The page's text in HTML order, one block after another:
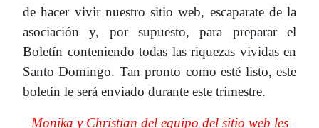
de hacer vivir nuestro sitio web, escaparate de la
asociación y, por supuesto, para preparar el
Boletín conteniendo todas las riquezas vividas en
Santo Domingo. Tan pronto como esté listo, este
boletín le será enviado durante este trimestre.
Monika y Christian del equipo del sitio web les